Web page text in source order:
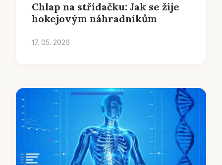
Chlap na střídačku: Jak se žije
hokejovým náhradníkům
17. 05. 2026